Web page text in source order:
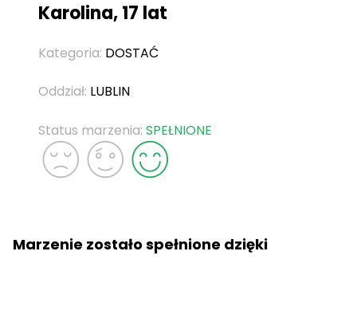
Karolina, 17 lat
Kategoria: DOSTAĆ
Oddział: LUBLIN
Status marzenia: SPEŁNIONE
Marzenie zostało spełnione dzięki